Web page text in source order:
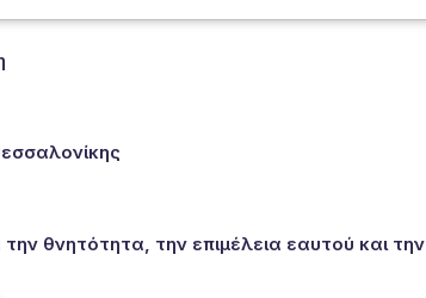
θνητότητα, την επιμέλεια εαυτού και την